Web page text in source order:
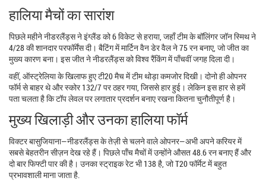
हालिया मैचों का सारांश
पिछले महीने नीडरलैंड्स ने इंग्लैंड को 6 विकेट से हराया, जहाँ टीम के बॉलिंगर जॉन स्मिथ ने
4/28 की शानदार परफॉर्मेंस दी। बैटिंग में मार्टिन वैन डेर वैल ने 75 रन बनाए, जो जीत का
मुख्य कारण बना। इस जीत ने नीडरलैंड्स को विश्व रैंकिंग में पाँचवीं जगह दिला दी।
वहीं, ऑस्ट्रेलिया के खिलाफ हुए टी20 मैच में टीम थोड़ा कमजोर दिखी। दोनो ही ओपनर
फॉर्म से बाहर थे और स्कोर 132/7 पर ठहर गया, जिससे हार हुई। लेकिन इस हार से हमें
पता चलता है कि टॉप लेवल पर लगातार प्रदर्शन बनाए रखना कितना चुनौतीपूर्ण है।
मुख्य खिलाड़ी और उनका हालिया फॉर्म
विक्टर बासुजियाना—नीडरलैंड्स के तेज़ी से चलने वाले ओपनर—अभी अपने करियर में
सबसे बेहतरीन सीज़न देख रहे हैं। पिछले पाँच मैचों में उन्होंने औसत 48.6 रन बनाए हैं और
दो बार फिफ्टी पार की है। उनका स्ट्राइक रेट भी 138 है, जो T20 फॉर्मेट में बहुत
प्रभावशाली माना जाता है.